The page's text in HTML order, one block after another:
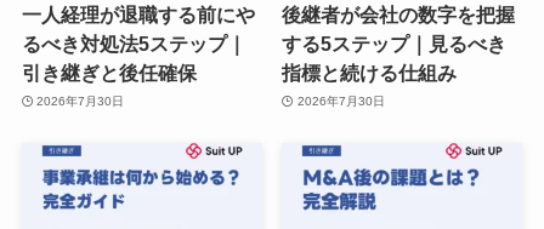
一人経理が退職する前にや
るべき対処法5ステップ｜
引き継ぎと後任確保
2026年7月30日
後継者が会社の数字を把握
する5ステップ｜見るべき
指標と続ける仕組み
2026年7月30日